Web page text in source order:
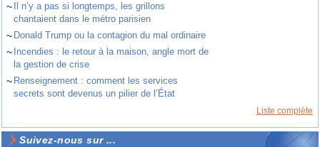
~
Il n’y a pas si longtemps, les grillons
chantaient dans le métro parisien
~ Donald Trump ou la contagion du mal ordinaire
~ Incendies : le retour à la maison, angle mort de
la gestion de crise
~ Renseignement : comment les services
secrets sont devenus un pilier de l’État
Liste complète
Suivez-nous sur ...